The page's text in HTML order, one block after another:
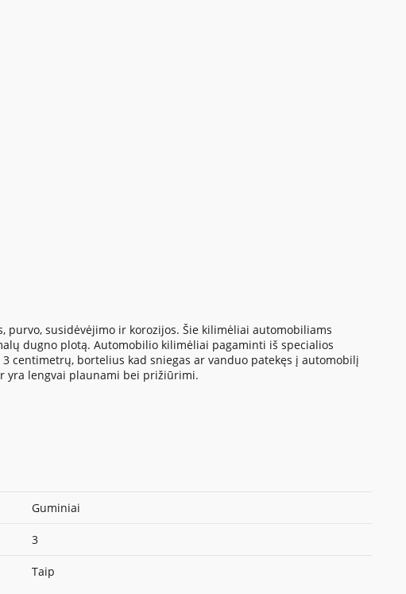
susidėvėjimo ir korozijos. Šie kilimėliai automobiliams
dugno plotą. Automobilio kilimėliai pagaminti iš specialios
centimetrų, bortelius kad sniegas ar vanduo patekęs į automobilį
yra lengvai plaunami bei prižiūrimi.
Guminiai
3
Taip